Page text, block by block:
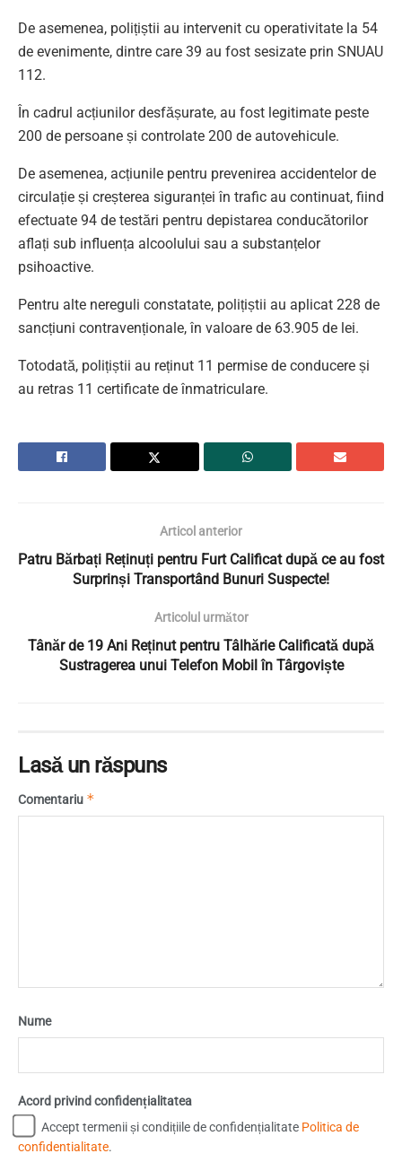
De asemenea, polițiștii au intervenit cu operativitate la 54
de evenimente, dintre care 39 au fost sesizate prin SNUAU
112.
În cadrul acțiunilor desfășurate, au fost legitimate peste
200 de persoane și controlate 200 de autovehicule.
De asemenea, acțiunile pentru prevenirea accidentelor de
circulație și creșterea siguranței în trafic au continuat, fiind
efectuate 94 de testări pentru depistarea conducătorilor
aflați sub influența alcoolului sau a substanțelor
psihoactive.
Pentru alte nereguli constatate, polițiștii au aplicat 228 de
sancțiuni contravenționale, în valoare de 63.905 de lei.
Totodată, polițiștii au reținut 11 permise de conducere și
au retras 11 certificate de înmatriculare.
Articol anterior
Patru Bărbați Reținuți pentru Furt Calificat după ce au fost
Surprinși Transportând Bunuri Suspecte!
Articolul următor
Tânăr de 19 Ani Reținut pentru Tâlhărie Calificată după
Sustragerea unui Telefon Mobil în Târgoviște
Lasă un răspuns
Comentariu *
Nume
Acord privind confidențialitatea
Accept termenii și condițiile de confidențialitate Politica de
confidentialitate.